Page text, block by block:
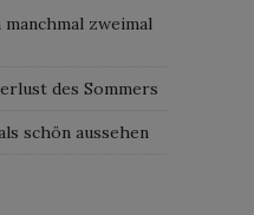
zweimal
des Sommers
schön aussehen